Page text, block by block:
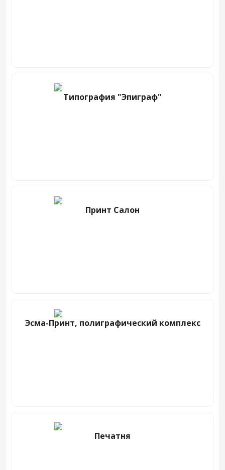
Типография "Эпиграф"
Принт Салон
Эсма-Принт, полиграфический комплекс
Печатня